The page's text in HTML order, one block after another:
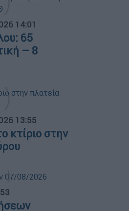
14:01
65
– 8
13:55
κτίριο στην